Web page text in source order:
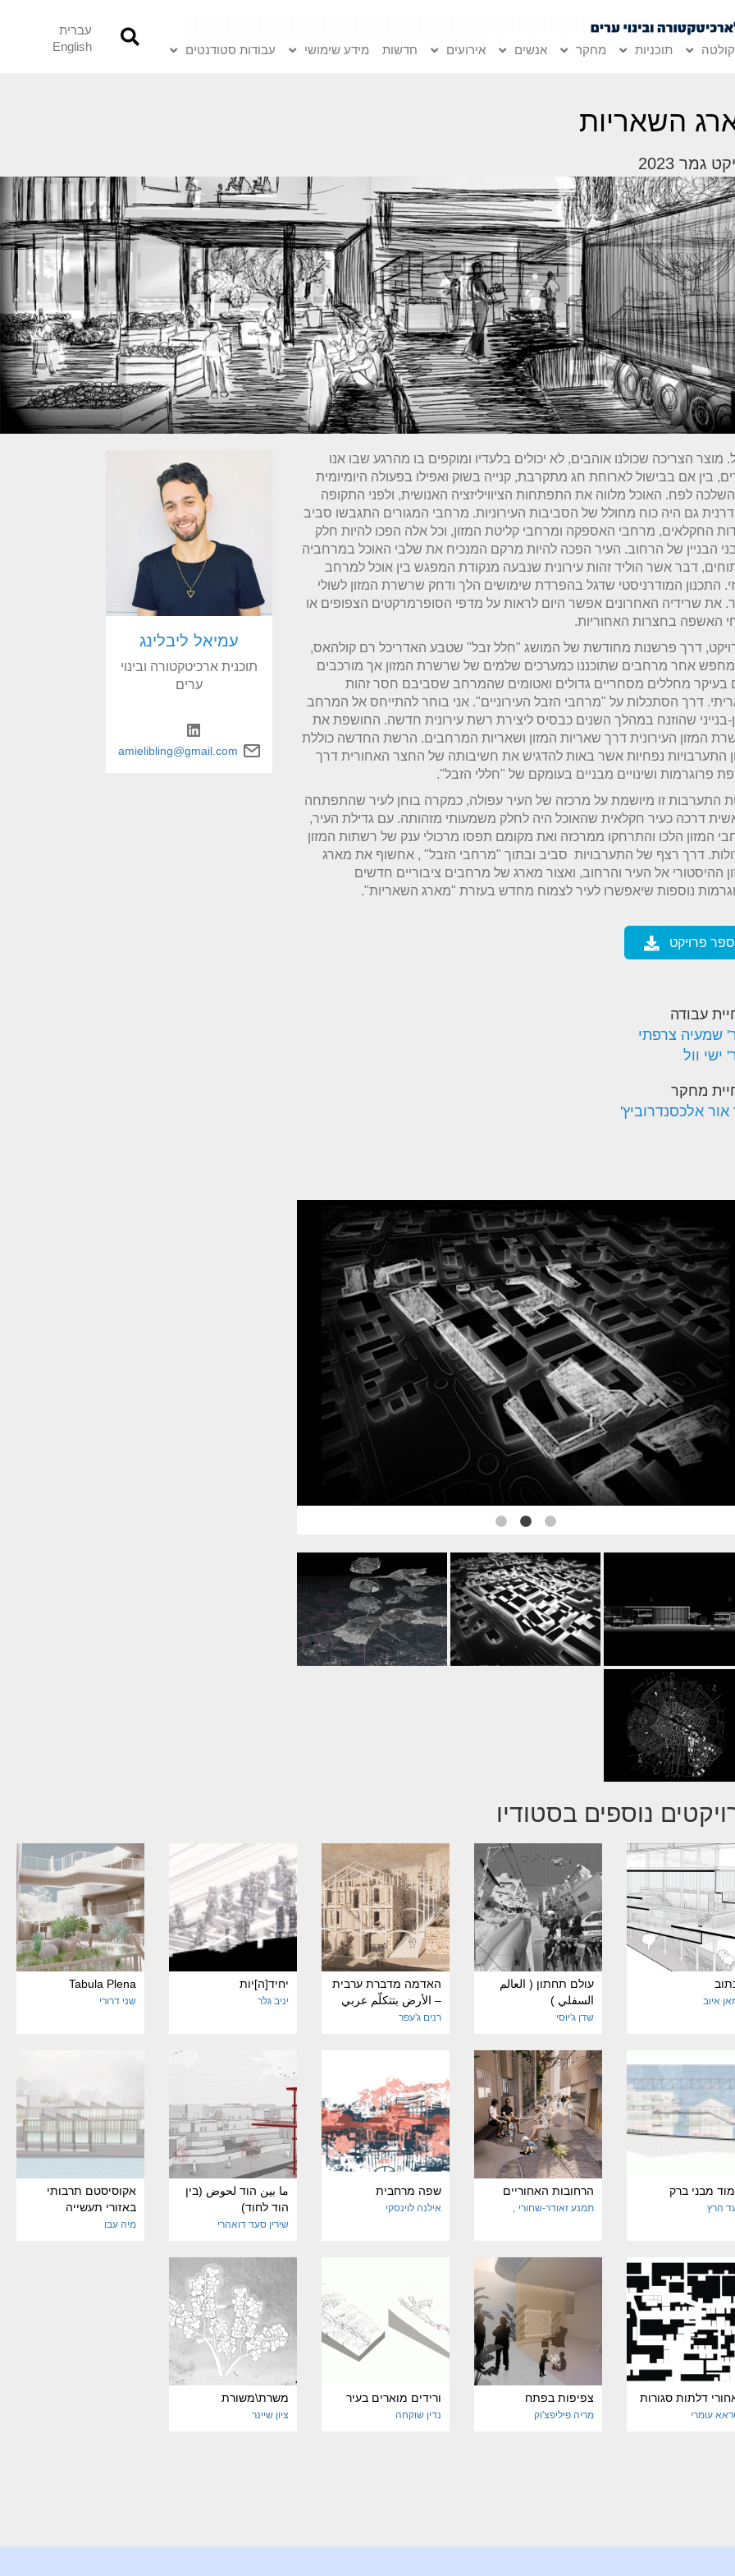
תוכניות מחקר אנשים אירועים חדשות מידע שימושי עבודות סטודנטים
עברית
English
השאריות
גמר 2023
מוצר הצריכה שכולנו אוהבים, לא יכולים בלעדיו ומוקפים בו מהרגע שבו אנו
בין אם בבישול לארוחת חג מתקרבת, קנייה בשוק ואפילו בפעולה היומיומית
לפח. האוכל מלווה את התפתחות הציוויליזציה האנושית, ולפני התקופה
גם היה כוח מחולל של הסביבות העירוניות. מרחבי המגורים התגבשו סביב
החקלאים, מרחבי האספקה ומרחבי קליטת המזון, וכל אלה הפכו להיות חלק
הבניין של הרחוב. העיר הפכה להיות מרקם המנכיח את שלבי האוכל במרחביה
דבר אשר הוליד זהות עירונית שנבעה מנקודת המפגש בין אוכל למרחב
התכנון המודרניסטי שדגל בהפרדת שימושים הלך ודחק שרשרת המזון לשולי
את שרידיה האחרונים אפשר היום לראות על מדפי הסופרמרקטים הצפופים או
האשפה בחצרות האחוריות.
דרך פרשנות מחודשת של המושג "חלל זבל" שטבע האדריכל רם קולהאס,
מחפש אחר מרחבים שתוכננו כמערכים שלמים של שרשרת המזון אך מורכבים
בעיקר מחללים מסחריים גדולים ואטומים שהמרחב שסביבם חסר זהות
דרך הסתכלות על "מרחבי הזבל העירוניים". אני בוחר להתייחס אל המרחב
בנייני שהוזנח במהלך השנים כבסיס ליצירת רשת עירונית חדשה. החושפת את
המזון העירונית דרך שאריות המזון ושאריות המרחבים. הרשת החדשה כוללת
התערבויות נפחיות אשר באות להדגיש את חשיבותה של החצר האחורית דרך
פרוגרמות ושינויים מבניים בעומקם של "חללי הזבל".
התערבות זו מיושמת על מרכזה של העיר עפולה, כמקרה בוחן לעיר שהתפתחה
דרכה כעיר חקלאית שהאוכל היה לחלק משמעותי מזהותה. עם גדילת העיר,
המזון הלכו והתרחקו ממרכזה ואת מקומם תפסו מרכולי ענק של רשתות המזון
דרך רצף של התערבויות סביב ובתוך "מרחבי הזבל" , אחשוף את מארג
ההיסטורי אל העיר והרחוב, ואצור מארג של מרחבים ציבוריים חדשים
נוספות שיאפשרו לעיר לצמוח מחדש בעזרת "מארג השאריות".
ספר פרויקט
עבודה
שמעיה צרפתי
ישי וול
מחקר
אור אלכסנדרוביץ'
עמיאל ליבלינג
תוכנית ארכיטקטורה ובינוי
ערים
amielibling@gmail.com
נוספים בסטודיו
איוב
עולם תחתון ( العالم
السفلي )
שדן ג'יוסי
האדמה מדברת ערבית
– الأرض بتتكلّم عربي
רנים ג'עפר
יחיד[ה]יות
יניב גלר
Tabula Plena
שני דרורי
מבני ברק
הרץ
הרחובות האחוריים
תמנע זאודר-שחורי
שפה מרחבית
אילנה לוינסקי
ما بين הוד لحوض (בין
הוד לחוד)
שירין סעד דואהרי
אקוסיסטם תרבותי
באזורי תעשייה
מיה עבו
דלתות סגורות
עומרי
צפיפות בפתח
מריה פיליפצ'וק
ורידים מוארים בעיר
נדין שוקחה
משרת\משורת
ציון שיינר